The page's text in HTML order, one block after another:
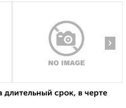
›
срок, в черте